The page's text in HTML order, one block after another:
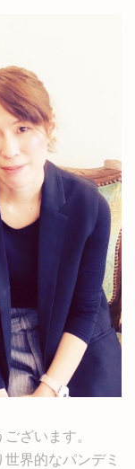
ざいます。
界的なパンデミ